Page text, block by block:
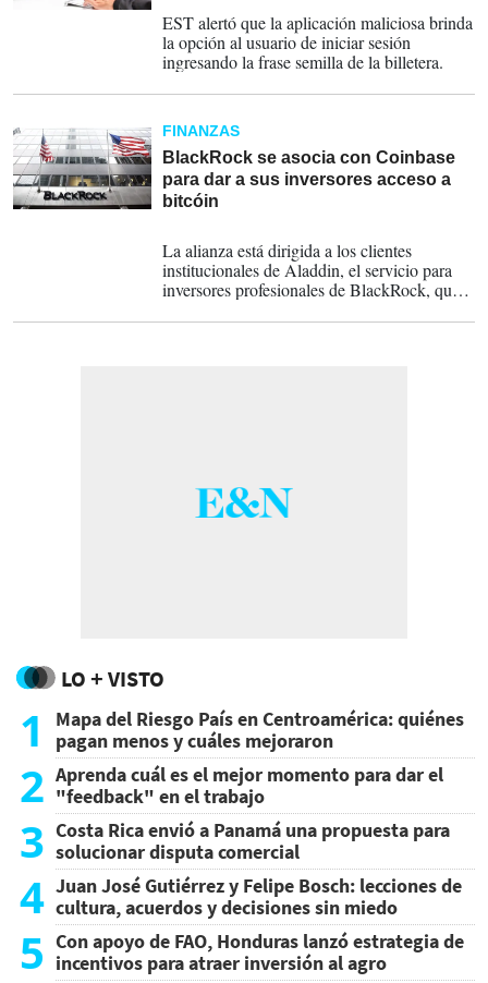
EST alertó que la aplicación maliciosa brinda
la opción al usuario de iniciar sesión
ingresando la frase semilla de la billetera.
FINANZAS
BlackRock se asocia con Coinbase
para dar a sus inversores acceso a
bitcóin
La alianza está dirigida a los clientes
institucionales de Aladdin, el servicio para
inversores profesionales de BlackRock, que a
LO + VISTO
1
Mapa del Riesgo País en Centroamérica: quiénes
pagan menos y cuáles mejoraron
2 Aprenda cuál es el mejor momento para dar el
"feedback" en el trabajo
3 Costa Rica envió a Panamá una propuesta para
solucionar disputa comercial
4 Juan José Gutiérrez y Felipe Bosch: lecciones de
cultura, acuerdos y decisiones sin miedo
5 Con apoyo de FAO, Honduras lanzó estrategia de
incentivos para atraer inversión al agro